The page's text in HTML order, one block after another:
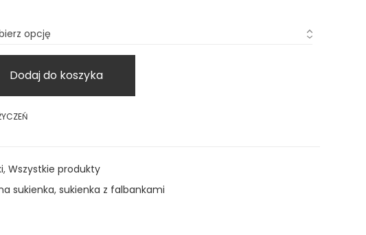
Dodaj do koszyka
, Wszystkie produkty
sukienka, sukienka z falbankami